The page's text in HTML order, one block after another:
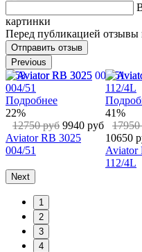
картинки
Перед публикацией отзывы
Previous
Подробнее
22%
12750 руб 9940 руб
Aviator RB 3025
004/51
41%
10650
Aviator
112/4L
Next
1
2
3
4